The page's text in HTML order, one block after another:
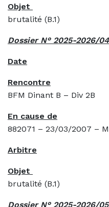
Objet
: Faute
brutalité (B.1)
Dossier N° 2025-2026/
Date : 08/
Rencontre :
BFM Dinant B – Div 2B
En cause de :
882071 – 23/03/2007 –
Arbitre :
Objet
: Faute
brutalité (B.1)
Dossier N° 2025-2026/